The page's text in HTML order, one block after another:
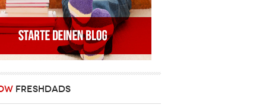
FRESHDADS